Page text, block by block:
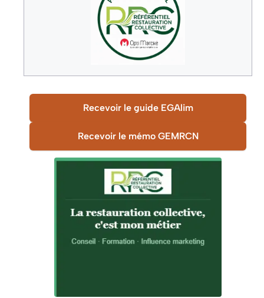
Recevoir le guide EGAlim
Recevoir le mémo GEMRCN